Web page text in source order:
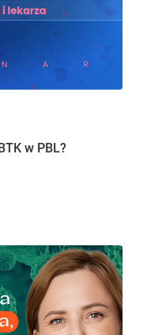
w PBL?